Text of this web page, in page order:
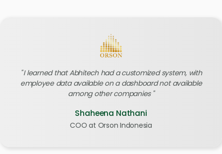
I learned that Abhitech had a customized system, with
employee data available on a dashboard not available
among other companies
Shaheena Nathani
COO at Orson Indonesia